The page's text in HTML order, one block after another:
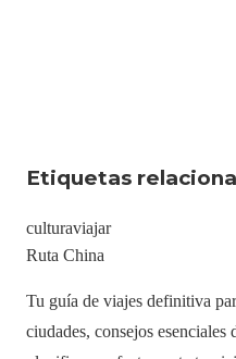
Etiquetas
culturaviajar
Ruta China
Tu guía de viajes definitiva
ciudades, consejos